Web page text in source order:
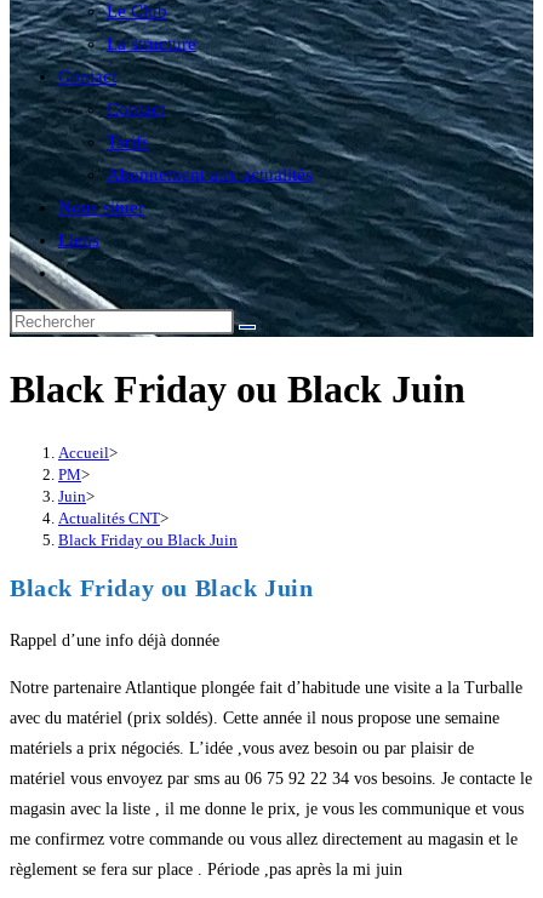
Le Club
La structure
Contact
Contact
Tarifs
Abonnement aux actualités
Nous situer
Liens
Toggle
website
search
Black Friday ou Black Juin
Accueil>
PM>
Juin>
Actualités CNT>
Black Friday ou Black Juin
Black Friday ou Black Juin
Rappel d’une info déjà donnée
Notre partenaire Atlantique plongée fait d’habitude une visite a la Turballe
avec du matériel (prix soldés). Cette année il nous propose une semaine
matériels a prix négociés. L’idée ,vous avez besoin ou par plaisir de
matériel vous envoyez par sms au 06 75 92 22 34 vos besoins. Je contacte le
magasin avec la liste , il me donne le prix, je vous les communique et vous
me confirmez votre commande ou vous allez directement au magasin et le
règlement se fera sur place . Période ,pas après la mi juin